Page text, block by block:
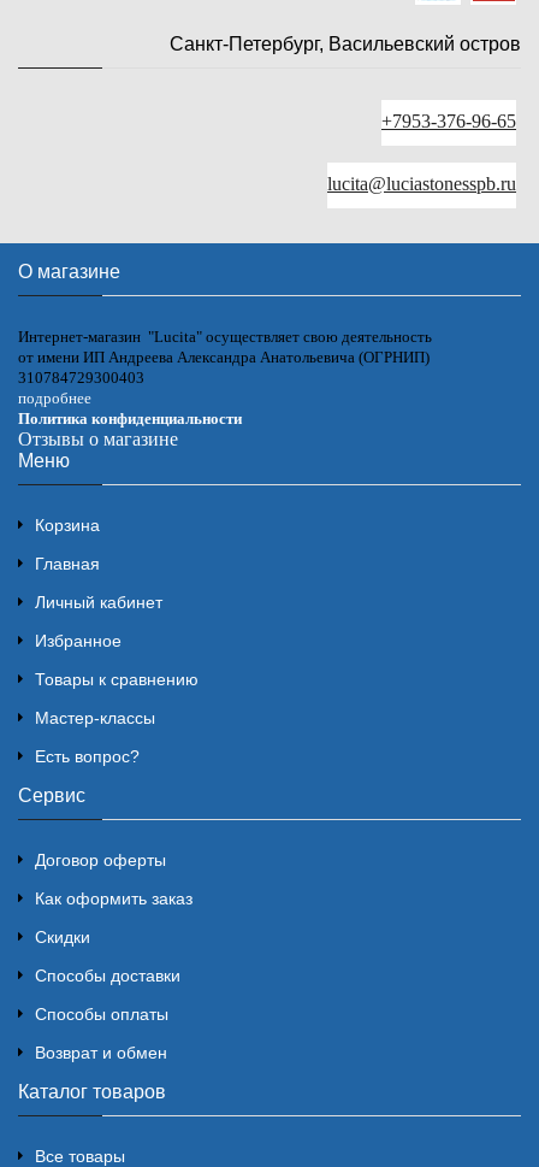
Санкт-Петербург, Васильевский остров
+7953-376-96-65
lucita@luciastonesspb.ru
О магазине
Интернет-магазин "Lucita" осуществляет свою деятельность
от имени ИП Андреева Александра Анатольевича (ОГРНИП)
310784729300403
подробнее
Политика конфиденциальности
Отзывы о магазине
Меню
Корзина
Главная
Личный кабинет
Избранное
Товары к сравнению
Мастер-классы
Есть вопрос?
Сервис
Договор оферты
Как оформить заказ
Скидки
Способы доставки
Способы оплаты
Возврат и обмен
Каталог товаров
Все товары